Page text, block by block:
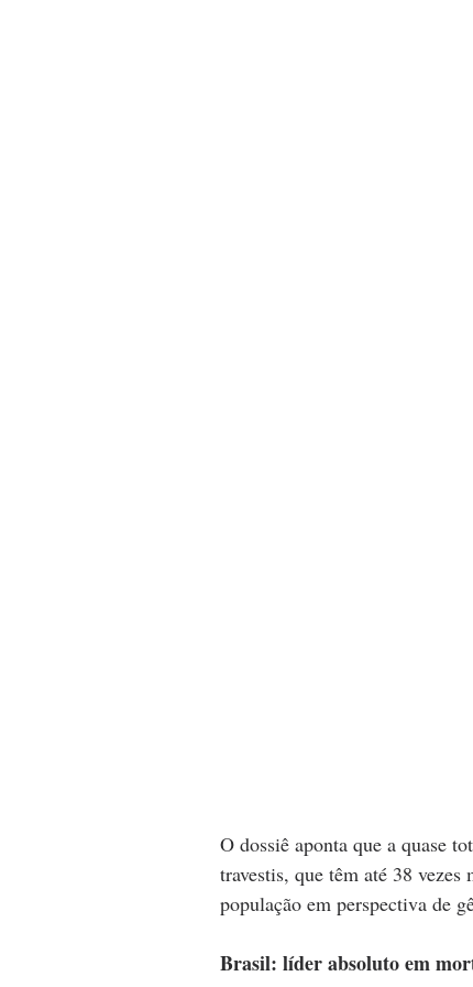
O dossiê aponta que a quase
travestis, que têm até 38 vezes
população em perspectiva de
Brasil: líder absoluto em